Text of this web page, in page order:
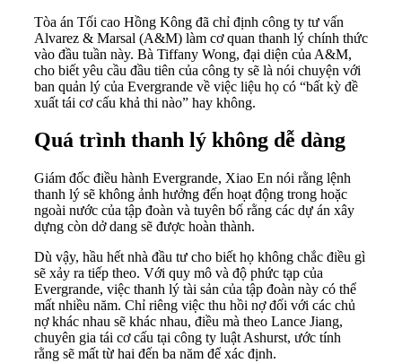
Tòa án Tối cao Hồng Kông đã chỉ định công ty tư vấn
Alvarez & Marsal (A&M) làm cơ quan thanh lý chính thức
vào đầu tuần này. Bà Tiffany Wong, đại diện của A&M,
cho biết yêu cầu đầu tiên của công ty sẽ là nói chuyện với
ban quản lý của Evergrande về việc liệu họ có “bất kỳ đề
xuất tái cơ cấu khả thi nào” hay không.
Quá trình thanh lý không dễ dàng
Giám đốc điều hành Evergrande, Xiao En nói rằng lệnh
thanh lý sẽ không ảnh hưởng đến hoạt động trong hoặc
ngoài nước của tập đoàn và tuyên bố rằng các dự án xây
dựng còn dở dang sẽ được hoàn thành.
Dù vậy, hầu hết nhà đầu tư cho biết họ không chắc điều gì
sẽ xảy ra tiếp theo. Với quy mô và độ phức tạp của
Evergrande, việc thanh lý tài sản của tập đoàn này có thể
mất nhiều năm. Chỉ riêng việc thu hồi nợ đối với các chủ
nợ khác nhau sẽ khác nhau, điều mà theo Lance Jiang,
chuyên gia tái cơ cấu tại công ty luật Ashurst, ước tính
rằng sẽ mất từ hai đến ba năm để xác định.